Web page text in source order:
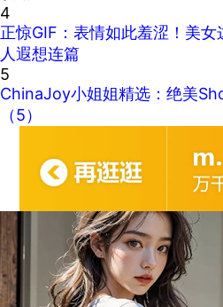
4
正惊GIF：表情如此羞涩！美
人遐想连篇
5
ChinaJoy小姐姐精选：绝美
（5）